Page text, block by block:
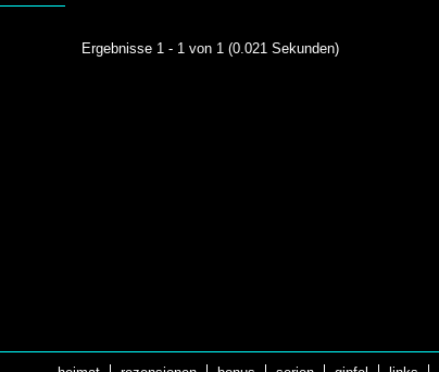
Ergebnisse 1 - 1 von 1 (0.021 Sekunden)